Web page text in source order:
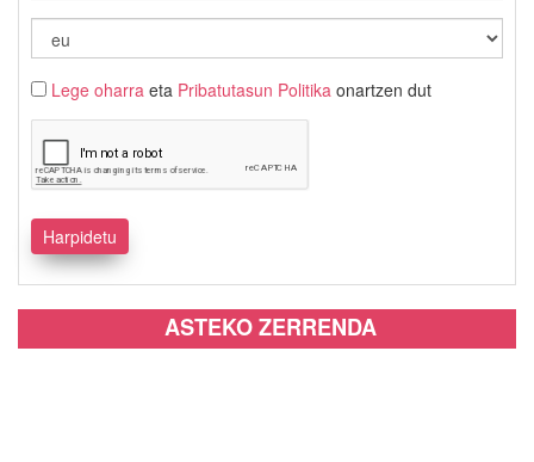
Lege oharra eta Pribatutasun Politika onartzen dut
ASTEKO ZERRENDA